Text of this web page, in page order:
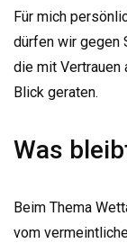
Für mich
dürfen wir gegen
die mit Vertrauen
Blick geraten.
Was
Beim Thema
vom